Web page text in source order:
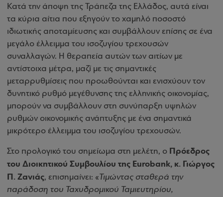
Κατά την άποψη της Τράπεζα της Ελλάδος, αυτά είναι
τα κύρια αίτια που εξηγούν το χαμηλό ποσοστό
ιδιωτικής αποταμίευσης και συμβάλλουν επίσης σε ένα
μεγάλο έλλειμμα του ισοζυγίου τρεχουσών
συναλλαγών. Η θεραπεία αυτών των αιτίων με
αντίστοιχα μέτρα, μαζί με τις σημαντικές
μεταρρυθμίσεις που προωθούνται και ενισχύουν τον
δυνητικό ρυθμό μεγέθυνσης της ελληνικής οικονομίας,
μπορούν να συμβάλλουν στη συνύπαρξη υψηλών
ρυθμών οικονομικής ανάπτυξης με ένα σημαντικά
μικρότερο έλλειμμα του ισοζυγίου τρεχουσών.
Στο προλογικό του σημείωμα στη μελέτη, ο Πρόεδρος
του Διοικητικού Συμβουλίου της Eurobank, κ. Γιώργος
Π. Ζανιάς, επισημαίνει: «Τιμώντας σταθερά την
παράδοση του Ταχυδρομικού Ταμιευτηρίου,